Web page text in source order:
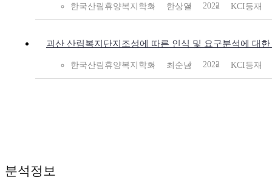
한국산림휴양복지학회 한상열 2022 KCI등재
괴산 산림복지단지조성에 따른 인식 및 요구분석에 대
한국산림휴양복지학회 최순남 2022 KCI등재
분석정보